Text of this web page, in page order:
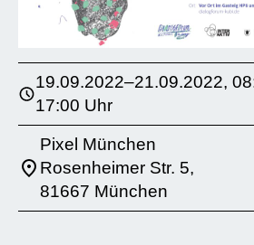
19.09.2022–21.09.2022,
17:00 Uhr
Pixel München
Rosenheimer Str. 5,
81667 München